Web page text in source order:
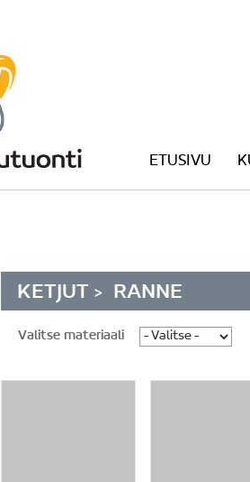
ETUSIVU
KETJUT > RANNE
Valitse materiaali